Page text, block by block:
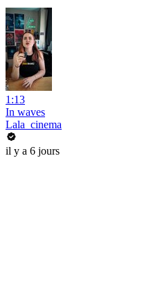
1:13
In waves
Lala_cinema
il y a 6 jours